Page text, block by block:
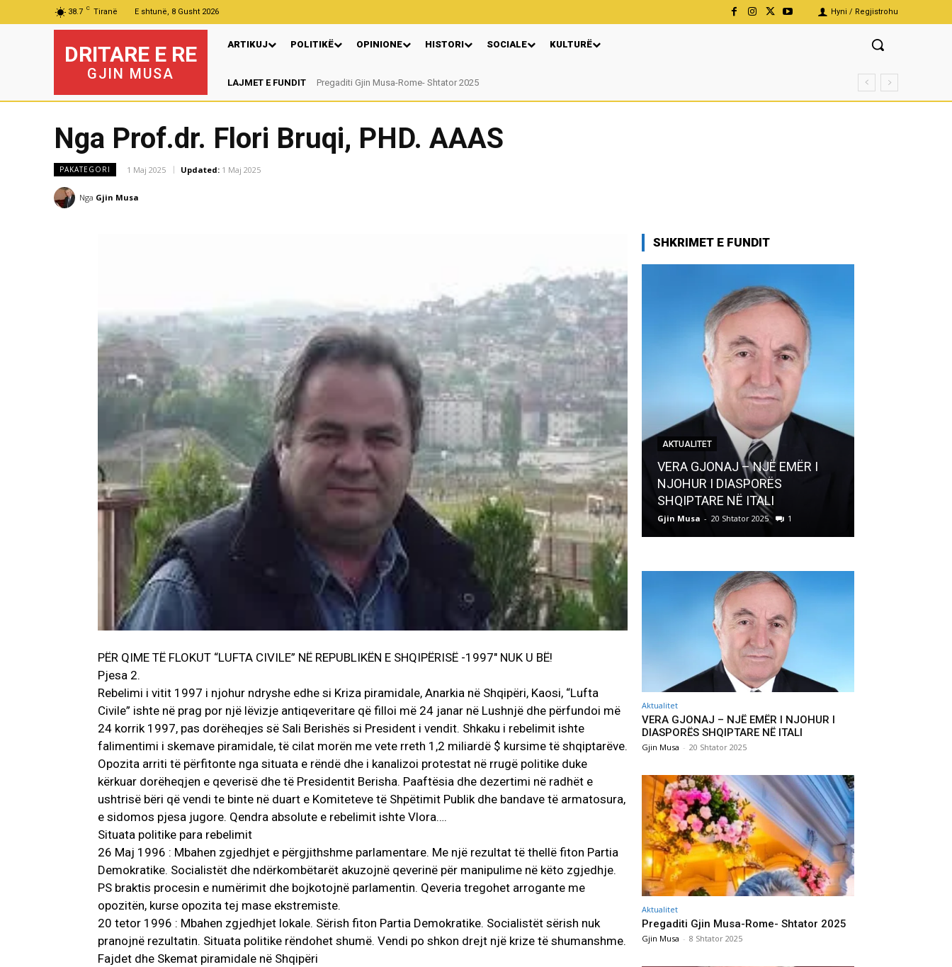
38.7 C Tiranë E shtunë, 8 Gusht 2026 Hyni / Regjistrohu
DRITARE E RE
GJIN MUSA
ARTIKUJ POLITIKË OPINIONE HISTORI SOCIALE KULTURË
LAJMET E FUNDIT Pregaditi Gjin Musa-Rome- Shtator 2025
Nga Prof.dr. Flori Bruqi, PHD. AAAS
PAKATEGORI 1 Maj 2025 Updated: 1 Maj 2025
Nga Gjin Musa
PËR QIME TË FLOKUT “LUFTA CIVILE” NË REPUBLIKËN E SHQIPËRISË -1997″ NUK U BË!
Pjesa 2.
Rebelimi i vitit 1997 i njohur ndryshe edhe si Kriza piramidale, Anarkia në Shqipëri, Kaosi, “Lufta
Civile” ishte në prag por një lëvizje antiqeveritare që filloi më 24 janar në Lushnjë dhe përfundoi më
24 korrik 1997, pas dorëheqjes së Sali Berishës si President i vendit. Shkaku i rebelimit ishte
falimentimi i skemave piramidale, të cilat morën me vete rreth 1,2 miliardë $ kursime të shqiptarëve.
Opozita arriti të përfitonte nga situata e rëndë dhe i kanalizoi protestat në rrugë politike duke
kërkuar dorëheqjen e qeverisë dhe të Presidentit Berisha. Paaftësia dhe dezertimi në radhët e
ushtrisë bëri që vendi te binte në duart e Komiteteve të Shpëtimit Publik dhe bandave të armatosura,
e sidomos pjesa jugore. Qendra absolute e rebelimit ishte Vlora….
Situata politike para rebelimit
26 Maj 1996 : Mbahen zgjedhjet e përgjithshme parlamentare. Me një rezultat të thellë fiton Partia
Demokratike. Socialistët dhe ndërkombëtarët akuzojnë qeverinë për manipulime në këto zgjedhje.
PS braktis procesin e numërimit dhe bojkotojnë parlamentin. Qeveria tregohet arrogante me
opozitën, kurse opozita tej mase ekstremiste.
20 tetor 1996 : Mbahen zgjedhjet lokale. Sërish fiton Partia Demokratike. Socialistët sërish nuk
pranojnë rezultatin. Situata politike rëndohet shumë. Vendi po shkon drejt një krize të shumanshme.
Fajdet dhe Skemat piramidale në Shqipëri
SHKRIMET E FUNDIT
AKTUALITET
VERA GJONAJ – NJË EMËR I
NJOHUR I DIASPORËS
SHQIPTARE NË ITALI
Gjin Musa - 20 Shtator 2025 1
Aktualitet
VERA GJONAJ – NJË EMËR I NJOHUR I
DIASPORËS SHQIPTARE NË ITALI
Gjin Musa - 20 Shtator 2025
Aktualitet
Pregaditi Gjin Musa-Rome- Shtator 2025
Gjin Musa - 8 Shtator 2025